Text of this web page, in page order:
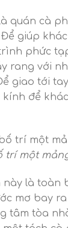
quán cà
Để giúp
phức
rang với
giao tới
để
trí một
này là
mơ bay
tâm tòa